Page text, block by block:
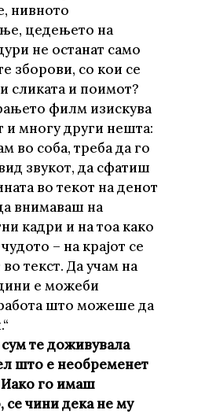
нивното
цедењето на
не останат само
зборови, со кои се
сликата и поимот?
филм изискува
и многу други нешта:
во соба, треба да го
звукот, да сфатиш
во текот на денот
внимаваш на
кадри и на тоа како
– на крајот се
текст. Да учам на
е можеби
работа што можеше да
те доживувала
што е необременет
Иако го имаш
се чини дека не му